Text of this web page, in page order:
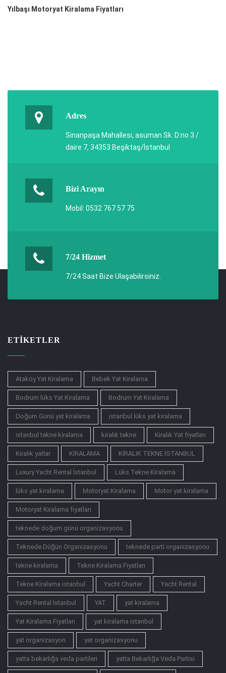
Yılbaşı Motoryat Kiralama Fiyatları
Adres
Sinanpaşa Mahallesi, asuman Sk. D:no 3 /
daire 7, 34353 Beşiktaş/İstanbul
Bizi Arayın
Mobil: 0532 767 57 75
7/24 Hizmet
7/24 Saat Bize Ulaşabilirsiniz.
ETIKETLER
Ataköy Yat Kiralama Bebek Yat Kiralama
Bodrum lüks Yat Kiralama Bodrum Yat Kiralama
Doğum Günü yat kiralama istanbul lüks yat kiralama
istanbul tekne kiralama kiralık tekne Kiralık Yat fiyatları
Kiralık yatlar KİRALAMA KİRALIK TEKNE İSTANBUL
Luxury Yacht Rental İstanbul Lüks Tekne Kiralama
lüks yat kiralama Motoryat Kiralama Motor yat kiralama
Motoryat Kiralama fiyatları
teknede doğum günü organizasyonu
Teknede Düğün Organizasyonu teknede parti organizasyonu
tekne kiralama Tekne Kiralama Fiyatları
Tekne Kiralama istanbul Yacht Charter Yacht Rental
Yacht Rental İstanbul YAT yat kiralama
Yat Kiralama Fiyatları yat kiralama istanbul
yat organizasyon yat organizasyonu
yatta bekarlığa veda partileri yatta Bekarlığa Veda Partisi